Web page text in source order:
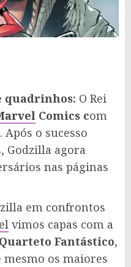
quadrinhos: O Rei
Comics com
o sucesso
Godzilla agora
nas páginas
em confrontos
vimos capas com a
Quarteto Fantástico,
mesmo os maiores